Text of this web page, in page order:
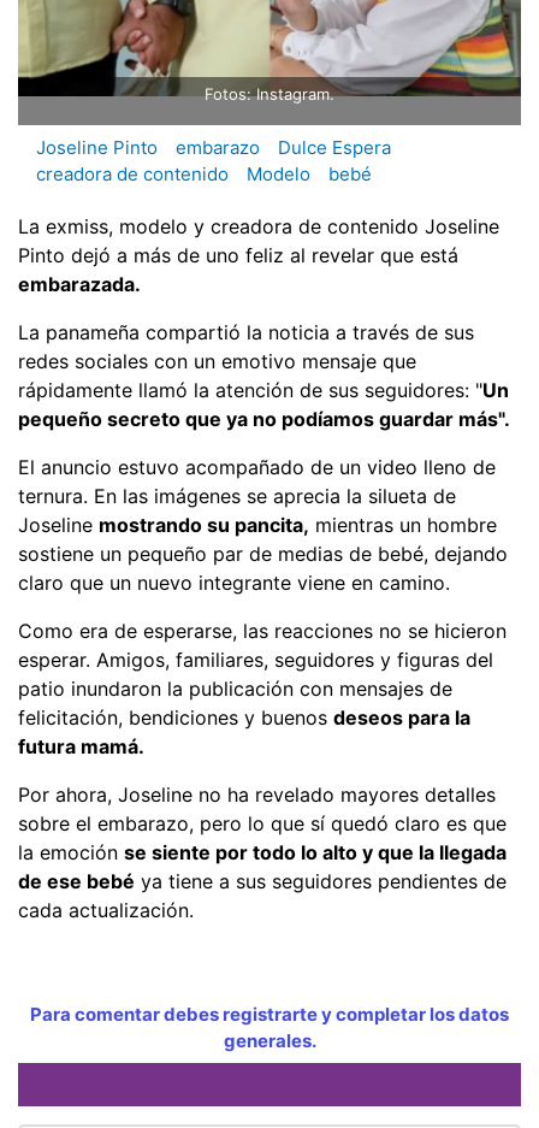
Fotos: Instagram.
Joseline Pinto embarazo
Dulce Espera
creadora de contenido
Modelo bebé
La exmiss, modelo y creadora de contenido Joseline
Pinto dejó a más de uno feliz al revelar que está
embarazada.
La panameña compartió la noticia a través de sus
redes sociales con un emotivo mensaje que
rápidamente llamó la atención de sus seguidores: "Un
pequeño secreto que ya no podíamos guardar más".
El anuncio estuvo acompañado de un video lleno de
ternura. En las imágenes se aprecia la silueta de
Joseline mostrando su pancita, mientras un hombre
sostiene un pequeño par de medias de bebé, dejando
claro que un nuevo integrante viene en camino.
Como era de esperarse, las reacciones no se hicieron
esperar. Amigos, familiares, seguidores y figuras del
patio inundaron la publicación con mensajes de
felicitación, bendiciones y buenos deseos para la
futura mamá.
Por ahora, Joseline no ha revelado mayores detalles
sobre el embarazo, pero lo que sí quedó claro es que
la emoción se siente por todo lo alto y que la llegada
de ese bebé ya tiene a sus seguidores pendientes de
cada actualización.
Para comentar debes registrarte y completar los datos
generales.